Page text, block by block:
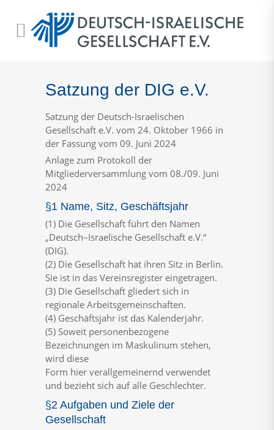
Satzung der DIG e.V.
Satzung der Deutsch-Israelischen
Gesellschaft e.V. vom 24. Oktober 1966 in
der Fassung vom 09. Juni 2024
Anlage zum Protokoll der
Mitgliederversammlung vom 08./09. Juni
2024
§1 Name, Sitz, Geschäftsjahr
(1) Die Gesellschaft führt den Namen
„Deutsch–Israelische Gesellschaft e.V.“
(DIG).
(2) Die Gesellschaft hat ihren Sitz in Berlin.
Sie ist in das Vereinsregister eingetragen.
(3) Die Gesellschaft gliedert sich in
regionale Arbeitsgemeinschaften.
(4) Geschäftsjahr ist das Kalenderjahr.
(5) Soweit personenbezogene
Bezeichnungen im Maskulinum stehen,
wird diese
Form hier verallgemeinernd verwendet
und bezieht sich auf alle Geschlechter.
§2 Aufgaben und Ziele der
Gesellschaft